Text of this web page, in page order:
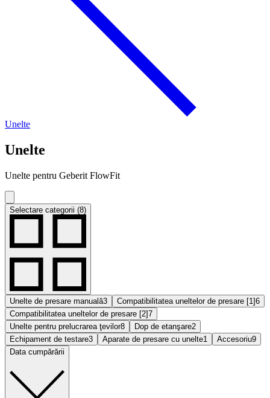
Unelte
Unelte
Unelte pentru Geberit FlowFit
Selectare categorii (8)
Unelte de presare manuală3 Compatibilitatea uneltelor de presare [1]6
Compatibilitatea uneltelor de presare [2]7
Unelte pentru prelucrarea ţevilor8 Dop de etanşare2
Echipament de testare3 Aparate de presare cu unelte1 Accesoriu9
Data cumpărării